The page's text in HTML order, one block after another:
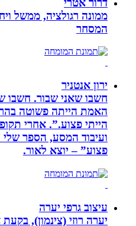
ממונה רגולציה, ממשל
המסחר
ירון אנטניר
חשבו שאני שבור. חשבו
האמת הייתה פשוטה בהרבה,
הייתי פצוע.”. אחרי תקופה
ועיבוד המסע, הספר שלי ”לא
פצוע” – יוצא לאור.
עיצוב גרפי יערה
יערה רוזי (צינמון), בקעת